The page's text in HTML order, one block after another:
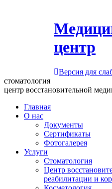
центр
Версия для
стоматология
центр восстановительной
Главная
О нас
Документы
Сертификаты
Фотогалерея
Услуги
Стоматология
Центр
реабилитации и